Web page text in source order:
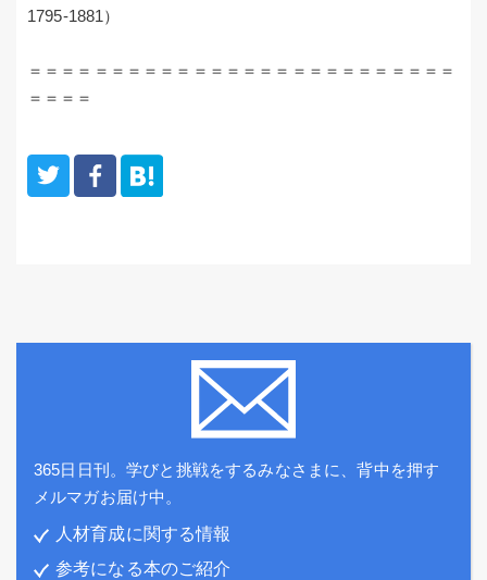
1795-1881）
＝＝＝＝＝＝＝＝＝＝＝＝＝＝＝＝＝＝＝＝＝＝＝＝＝＝
＝＝＝＝
365日日刊。学びと挑戦をするみなさまに、背中を押す
メルマガお届け中。
人材育成に関する情報
参考になる本のご紹介